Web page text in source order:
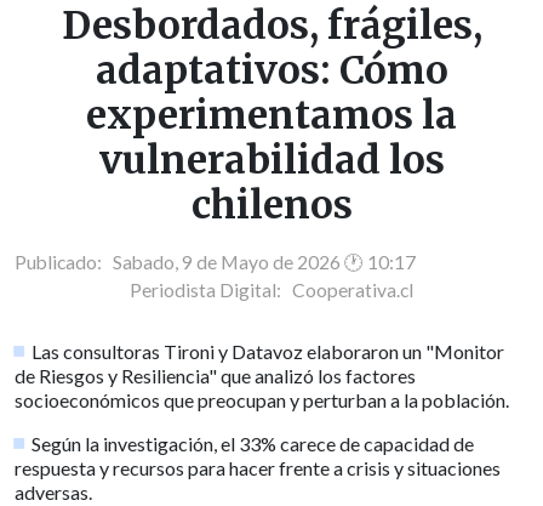
Desbordados, frágiles,
adaptativos: Cómo
experimentamos la
vulnerabilidad los
chilenos
Publicado: Sabado, 9 de Mayo de 2026 🕐 10:17
Periodista Digital: Cooperativa.cl
Las consultoras Tironi y Datavoz elaboraron un "Monitor
de Riesgos y Resiliencia" que analizó los factores
socioeconómicos que preocupan y perturban a la población.
Según la investigación, el 33% carece de capacidad de
respuesta y recursos para hacer frente a crisis y situaciones
adversas.